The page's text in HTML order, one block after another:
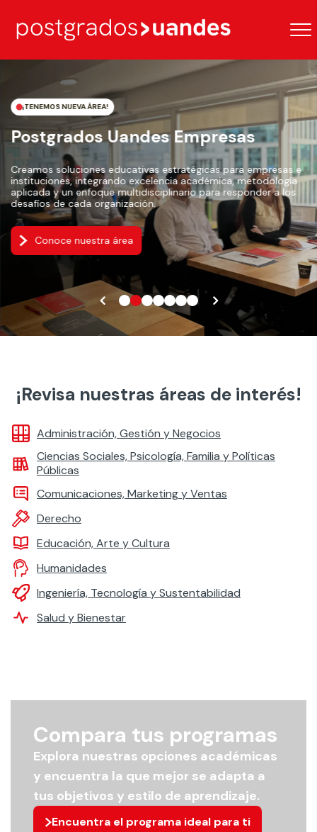
¡TENEMOS NUEVA ÁREA!
Postgrados Uandes Empresas
Creamos soluciones educativas estratégicas para empresas e
instituciones, integrando excelencia académica, metodología
aplicada y un enfoque multidisciplinario para responder a los
desafíos de cada organización.
Conoce nuestra área
¡Revisa nuestras áreas de interés!
Administración, Gestión y Negocios
Ciencias Sociales, Psicología, Familia y Políticas
Públicas
Comunicaciones, Marketing y Ventas
Derecho
Educación, Arte y Cultura
Humanidades
Ingeniería, Tecnología y Sustentabilidad
Salud y Bienestar
Compara tus programas
Explora nuestras opciones académicas
y encuentra la que mejor se adapta a
tus objetivos y estilo de aprendizaje.
Encuentra el programa ideal para ti